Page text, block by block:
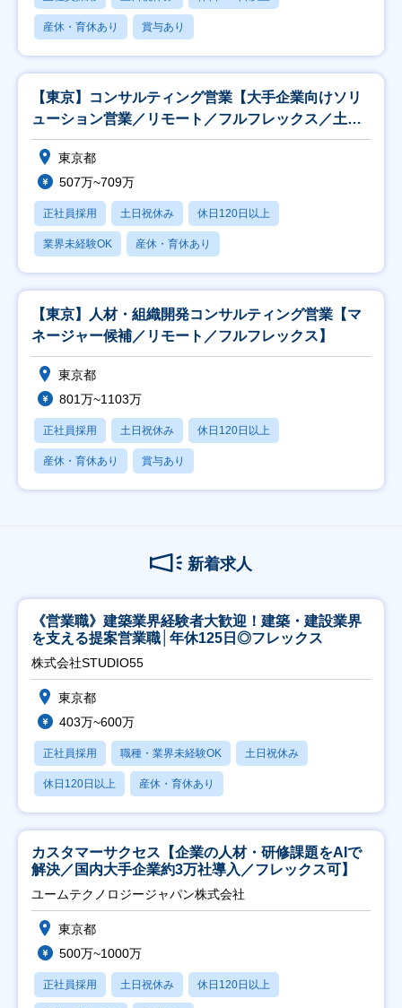
産休・育休あり 賞与あり
【東京】コンサルティング営業【大手企業向けソリ
ューション営業／リモート／フルフレックス／土日
祝】
東京都
507万~709万
正社員採用 土日祝休み 休日120日以上
業界未経験OK 産休・育休あり
【東京】人材・組織開発コンサルティング営業【マ
ネージャー候補／リモート／フルフレックス】
東京都
801万~1103万
正社員採用 土日祝休み 休日120日以上
産休・育休あり 賞与あり
新着求人
《営業職》建築業界経験者大歓迎！建築・建設業界
を支える提案営業職│年休125日◎フレックス
株式会社STUDIO55
東京都
403万~600万
正社員採用 職種・業界未経験OK 土日祝休み
休日120日以上 産休・育休あり
カスタマーサクセス【企業の人材・研修課題をAIで
解決／国内大手企業約3万社導入／フレックス可】
ユームテクノロジージャパン株式会社
東京都
500万~1000万
正社員採用 土日祝休み 休日120日以上